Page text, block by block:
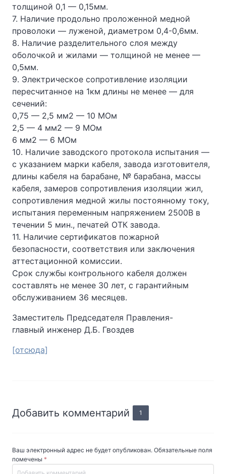
толщиной 0,1 — 0,15мм.
7. Наличие продольно проложенной медной
проволоки — луженой, диаметром 0,4-0,6мм.
8. Наличие разделительного слоя между
оболочкой и жилами — толщиной не менее —
0,5мм.
9. Электрическое сопротивление изоляции
пересчитанное на 1км длины не менее — для
сечений:
0,75 — 2,5 мм2 — 10 МОм
2,5 — 4 мм2 — 9 МОм
6 мм2 — 6 МОм
10. Наличие заводского протокола испытания —
с указанием марки кабеля, завода изготовителя,
длины кабеля на барабане, № барабана, массы
кабеля, замеров сопротивления изоляции жил,
сопротивления медной жилы постоянному току,
испытания переменным напряжением 2500В в
течении 5 мин., печатей ОТК завода.
11. Наличие сертификатов пожарной
безопасности, соответствия или заключения
аттестационной комиссии.
Срок службы контрольного кабеля должен
составлять не менее 30 лет, с гарантийным
обслуживанием 36 месяцев.
Заместитель Председателя Правления-
главный инженер Д.Б. Гвоздев
[отсюда]
Добавить комментарий 1
Ваш электронный адрес не будет опубликован. Обязательные поля
помечены *